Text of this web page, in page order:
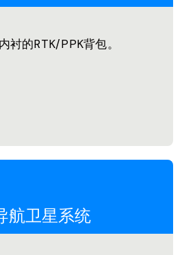
衬的RTK/PPK背包。
航卫星系统